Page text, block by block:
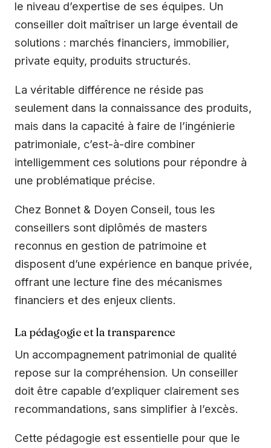
le niveau d’expertise de ses équipes. Un
conseiller doit maîtriser un large éventail de
solutions : marchés financiers, immobilier,
private equity, produits structurés.
La véritable différence ne réside pas
seulement dans la connaissance des produits,
mais dans la capacité à faire de l’ingénierie
patrimoniale, c’est-à-dire combiner
intelligemment ces solutions pour répondre à
une problématique précise.
Chez Bonnet & Doyen Conseil, tous les
conseillers sont diplômés de masters
reconnus en gestion de patrimoine et
disposent d’une expérience en banque privée,
offrant une lecture fine des mécanismes
financiers et des enjeux clients.
La pédagogie et la transparence
Un accompagnement patrimonial de qualité
repose sur la compréhension. Un conseiller
doit être capable d’expliquer clairement ses
recommandations, sans simplifier à l’excès.
Cette pédagogie est essentielle pour que le